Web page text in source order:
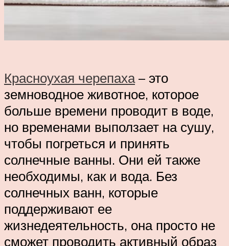
Красноухая черепаха– это
земноводное животное, которое
больше времени проводит в воде,
но временами выползает на сушу,
чтобы погреться и принять
солнечные ванны. Они ей также
необходимы, как и вода. Без
солнечных ванн, которые
поддерживают ее
жизнедеятельность, она просто не
сможет проводить активный образ